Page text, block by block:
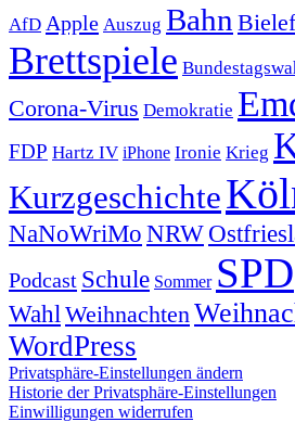
AfD Apple Auszug Bahn
Brettspiele
Corona-Virus Demokratie
FDP Hartz IV iPhone Ironie Krieg
Kurzgeschichte
NaNoWriMo NRW
Podcast Schule Sommer SPD
Wahl Weihnachten
WordPress
Privatsphäre-Einstellungen ändern
Historie der Privatsphäre-Einstellungen
Einwilligungen widerrufen